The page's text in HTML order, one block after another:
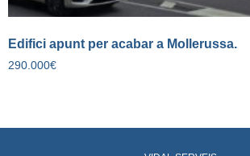
Edifici apunt per acabar a Mollerussa.
290.000€